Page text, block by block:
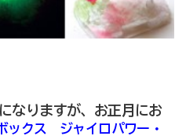
なりますが、お正月にお
ックス ジャイロパワー・